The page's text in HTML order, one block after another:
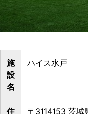
施
設
名
ハイス水戸
住
〒3114153 茨城